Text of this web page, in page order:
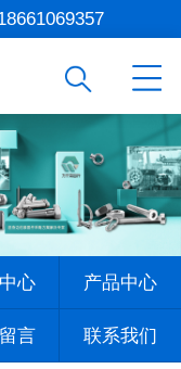
心 产品中心
言 联系我们